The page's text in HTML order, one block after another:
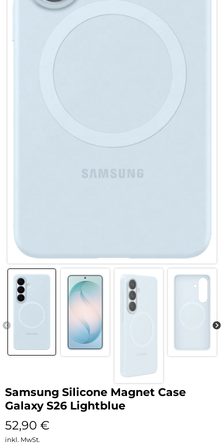
Samsung Silicone Magnet Case
Galaxy S26 Lightblue
52,90 €
inkl. MwSt.